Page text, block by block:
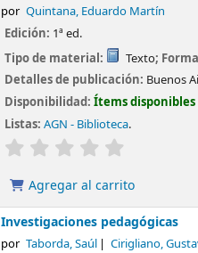
por Quintana, Eduardo Martín
Edición: 1ª ed.
Tipo de material:
Texto;
Detalles de publicación: Buenos
Disponibilidad:Ítems
Listas: AGN - Biblioteca.
valoración
Agregar al carrito
Investigaciones pedagógicas
por Taborda, Saúl Cirigliano,